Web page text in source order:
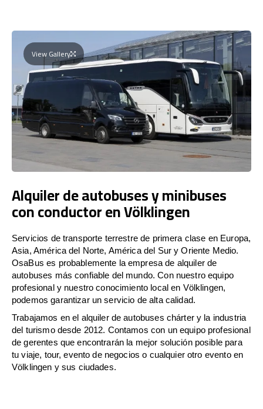
View Gallery
Alquiler de autobuses y minibuses
con conductor en Völklingen
Servicios de transporte terrestre de primera clase en Europa,
Asia, América del Norte, América del Sur y Oriente Medio.
OsaBus es probablemente la empresa de alquiler de
autobuses más confiable del mundo. Con nuestro equipo
profesional y nuestro conocimiento local en Völklingen,
podemos garantizar un servicio de alta calidad.
Trabajamos en el alquiler de autobuses chárter y la industria
del turismo desde 2012. Contamos con un equipo profesional
de gerentes que encontrarán la mejor solución posible para
tu viaje, tour, evento de negocios o cualquier otro evento en
Völklingen y sus ciudades.